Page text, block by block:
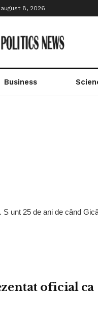
8, 2026
Business
S unt 25 de ani de când
oficial ca